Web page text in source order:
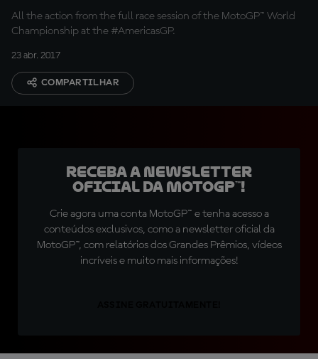
All the action from the full race session of the MotoGP™ World
Championship at the #AmericasGP.
23 abr. 2017
COMPARTILHAR
Receba a newsletter
oficial da MotoGP™!
Crie agora uma conta MotoGP™ e tenha acesso a
conteúdos exclusivos, como a newsletter oficial da
MotoGP™, com relatórios dos Grandes Prêmios, vídeos
incríveis e muito mais informações!